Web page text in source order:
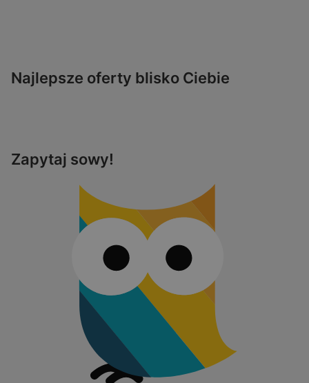
Najlepsze oferty blisko Ciebie
Zapytaj sowy!